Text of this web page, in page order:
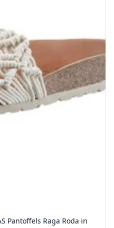
Pantoffels Raga Roda in